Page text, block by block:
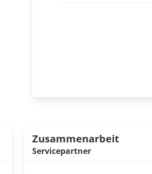
Zusammenarbeit
Servicepartner